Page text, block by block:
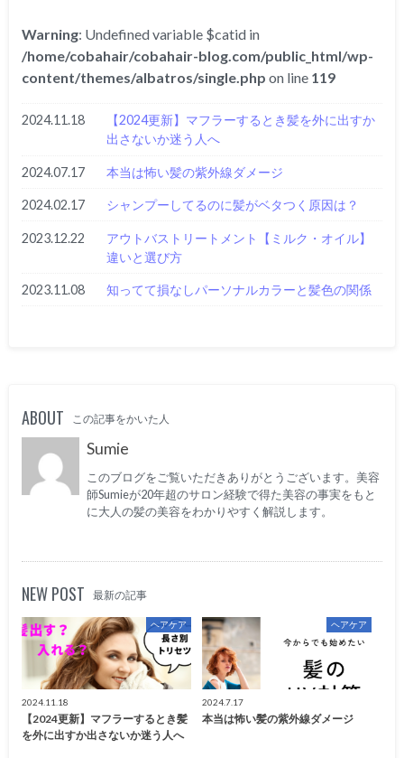
Warning: Undefined variable $catid in
/home/cobahair/cobahair-blog.com/public_html/wp-
content/themes/albatros/single.php on line 119
2024.11.18
【2024更新】マフラーするとき髪を外に出すか
出さないか迷う人へ
2024.07.17 本当は怖い髪の紫外線ダメージ
2024.02.17 シャンプーしてるのに髪がベタつく原因は？
2023.12.22
アウトバストリートメント【ミルク・オイル】
違いと選び方
2023.11.08 知ってて損なしパーソナルカラーと髪色の関係
ABOUT この記事をかいた人
Sumie
このブログをご覧いただきありがとうございます。美容
師Sumieが20年超のサロン経験で得た美容の事実をもと
に大人の髪の美容をわかりやすく解説します。
NEW POST 最新の記事
ヘアケア
2024.11.18
【2024更新】マフラーするとき髪
を外に出すか出さないか迷う人へ
ヘアケア
2024.7.17
本当は怖い髪の紫外線ダメージ